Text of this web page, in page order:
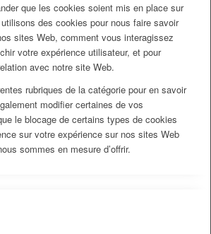
que les cookies soient mis en place sur
des cookies pour nous faire savoir
sites Web, comment vous interagissez
votre expérience utilisateur, et pour
avec notre site Web.
rubriques de la catégorie pour en savoir
modifier certaines de vos
le blocage de certains types de cookies
sur votre expérience sur nos sites Web
sommes en mesure d’offrir.